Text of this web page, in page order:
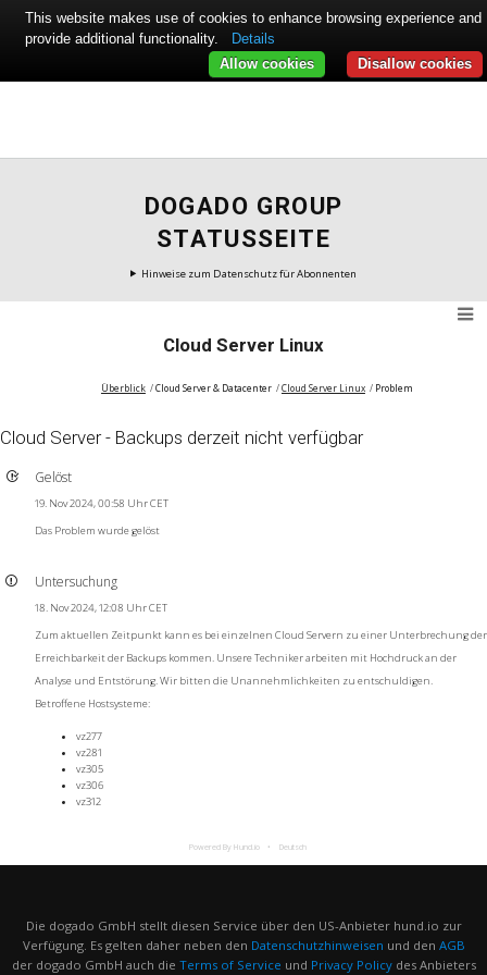
DOGADO GROUP
STATUSSEITE
Hinweise zum Datenschutz für Abonnenten
Cloud Server Linux
Überblick Cloud Server & Datacenter Cloud Server Linux Problem
Cloud Server - Backups derzeit nicht verfügbar
Gelöst
19. Nov 2024, 00:58 Uhr CET
Das Problem wurde gelöst
Untersuchung
18. Nov 2024, 12:08 Uhr CET
Zum aktuellen Zeitpunkt kann es bei einzelnen Cloud Servern zu einer Unterbrechung der
Erreichbarkeit der Backups kommen. Unsere Techniker arbeiten mit Hochdruck an der
Analyse und Entstörung. Wir bitten die Unannehmlichkeiten zu entschuldigen.
Betroffene Hostsysteme:
vz277
vz281
vz305
vz306
vz312
Powered By Hund.io Deutsch
Die dogado GmbH stellt diesen Service über den US-Anbieter hund.io zur
Verfügung. Es gelten daher neben den Datenschutzhinweisen und den AGB
der dogado GmbH auch die Terms of Service und Privacy Policydes Anbieters
This website makes use of cookies to enhance browsing experience and
provide additional functionality.
Details
Disallow cookies
Allow cookies